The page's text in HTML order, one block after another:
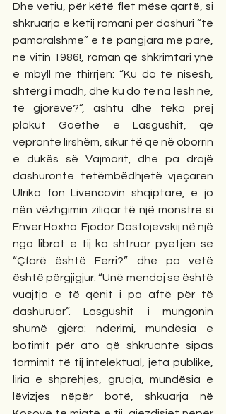
Dhe vetiu, për këtë flet mëse qartë, si
shkruarja e këtij romani për dashuri “të
pamoralshme” e të pangjara më parë,
në vitin 1986!, roman që shkrimtari ynë
e mbyll me thirrjen: “Ku do të nisesh,
shtërg i madh, dhe ku do të na lësh ne,
të gjorëve?”, ashtu dhe teka prej
plakut Goethe e Lasgushit, që
vepronte lirshëm, sikur të qe në oborrin
e dukës së Vajmarit, dhe pa drojë
dashuronte tetëmbëdhjetë vjeçaren
Ulrika fon Livencovin shqiptare, e jo
nën vëzhgimin ziliqar të një monstre si
Enver Hoxha. Fjodor Dostojevskij në një
nga librat e tij ka shtruar pyetjen se
“Çfarë është Ferri?” dhe po vetë
është përgjigjur: “Unë mendoj se është
vuajtja e të qënit i pa aftë për të
dashuruar”. Lasgushit i mungonin
shumë gjëra: nderimi, mundësia e
botimit për ato që shkruante sipas
formimit të tij intelektual, jeta publike,
liria e shprehjes, gruaja, mundësia e
lëvizjes nëpër botë, shkuarja në